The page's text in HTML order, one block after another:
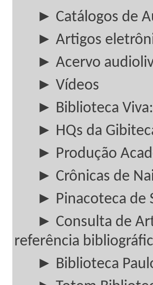
► Catálogos de
► Artigos
► Acervo
► Vídeos
► Biblioteca
► HQs da
► Produção
► Crônicas de
► Pinacoteca de
► Consulta de
referência
► Biblioteca